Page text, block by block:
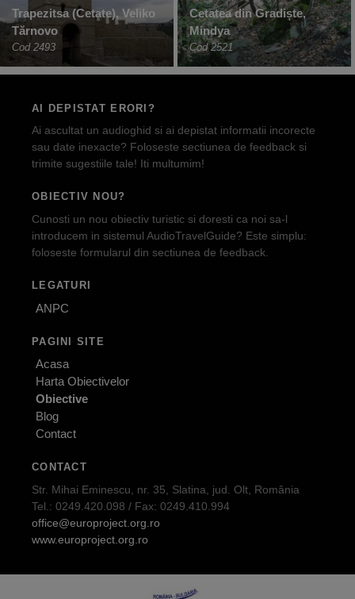
Trapezitsa (Cetate), Veliko
Tărnovo
Cod 2493
Cetatea din Gradiște,
Mindya
Cod 2521
AI DEPISTAT ERORI?
Ai ascultat un audioghid si ai depistat informatii incorecte
sau date inexacte? Foloseste sectiunea de feedback si
trimite sugestiile tale! Iti multumim!
OBIECTIV NOU?
Cunosti un nou obiectiv turistic si doresti ca noi sa-l
introducem in sistemul AudioTravelGuide? Este simplu:
foloseste formularul din sectiunea de feedback.
LEGATURI
ANPC
PAGINI SITE
Acasa
Harta Obiectivelor
Obiective
Blog
Contact
CONTACT
Str. Mihai Eminescu, nr. 35, Slatina, jud. Olt, România
Tel.: 0249.420.098 / Fax: 0249.410.994
office@europroject.org.ro
www.europroject.org.ro